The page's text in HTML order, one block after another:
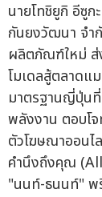
นายโทชิยูกิ อีซู
กันยงวัฒนา จำ
ผลิตภัณฑ์ใหม่ ส่
โมเดลสู้ตลาดแ
มาตรฐานญี่ปุ่นที่
พลังงาน ตอบโ
ตัวโฆษณาออนไ
คำนึงถึงคุณ
"นนท์-ธนนท์" พ